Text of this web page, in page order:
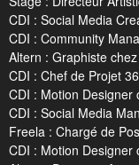
CDI : Social Media
CDI : Community
Altern : Graphiste
CDI : Chef de Projet
CDI : Motion Designer
CDI : Social Media
Freela : Chargé de
CDI : Motion Designer